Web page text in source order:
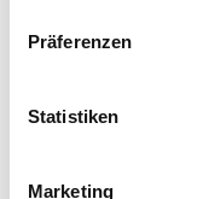
können
bestimmten
Präferenzen
Statistiken
Marketing
Händler